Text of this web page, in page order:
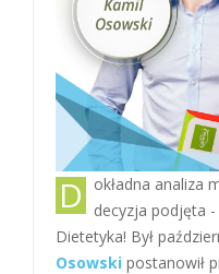
Dokładna analiza marki, krótki telefon i męska
decyzja podjęta
Dietetyka! Był
Osowski postanowił